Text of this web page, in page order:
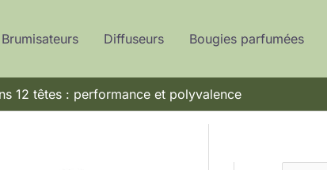
Brumisateurs Diffuseurs Bougies parfumées
12 têtes : performance et polyvalence
e
e
c